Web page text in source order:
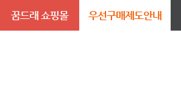
꿈드래 쇼핑몰 우선구매제도안내